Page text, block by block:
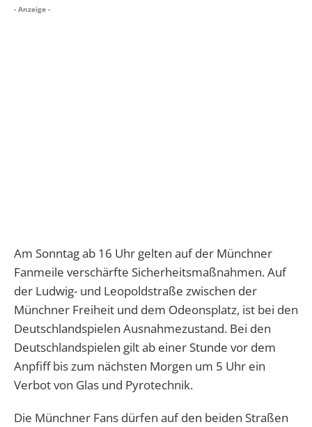
- Anzeige -
Am Sonntag ab 16 Uhr gelten auf der Münchner
Fanmeile verschärfte Sicherheitsmaßnahmen. Auf
der Ludwig- und Leopoldstraße zwischen der
Münchner Freiheit und dem Odeonsplatz, ist bei den
Deutschlandspielen Ausnahmezustand. Bei den
Deutschlandspielen gilt ab einer Stunde vor dem
Anpfiff bis zum nächsten Morgen um 5 Uhr ein
Verbot von Glas und Pyrotechnik.
Die Münchner Fans dürfen auf den beiden Straßen